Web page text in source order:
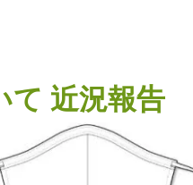
て 近況報告